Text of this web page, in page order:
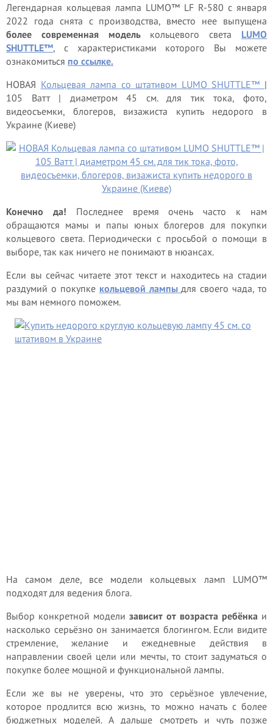
Легендарная кольцевая лампа LUMO™ LF R-580 с января
2022 года снята с производства, вместо нее выпущена
более современная моделькольцевого света LUMO
SHUTTLE™, с характеристиками которого Вы можете
ознакомиться по ссылке.
НОВАЯ Кольцевая лампа со штативом LUMO SHUTTLE™ |
105 Ватт | диаметром 45 см. для тик тока, фото,
видеосъемки, блогеров, визажиста купить недорого в
Украине (Киеве)
Конечно да! Последнее время очень часто к нам
обращаются мамы и папы юных блогеров для покупки
кольцевого света. Периодически с просьбой о помощи в
выборе, так как ничего не понимают в нюансах.
Если вы сейчас читаете этот текст и находитесь на стадии
раздумий о покупке кольцевой лампы для своего чада, то
мы вам немного поможем.
На самом деле, все модели кольцевых ламп LUMO™
подходят для ведения блога.
Выбор конкретной модели зависит от возраста ребёнка и
насколько серьёзно он занимается блогингом. Если видите
стремление, желание и ежедневные действия в
направлении своей цели или мечты, то стоит задуматься о
покупке более мощной и функциональной лампы.
Если же вы не уверены, что это серьёзное увлечение,
которое продлится всю жизнь, то можно начать с более
бюджетных моделей. А дальше смотреть и чуть позже